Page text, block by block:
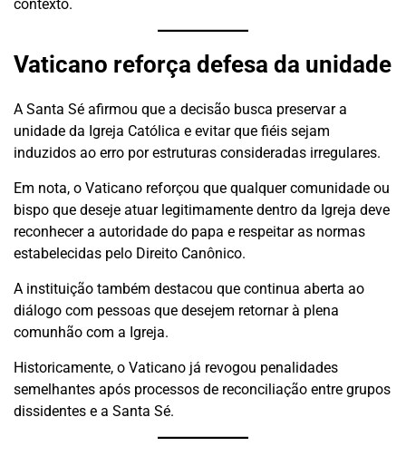
contexto.
Vaticano reforça defesa da unidade
A Santa Sé afirmou que a decisão busca preservar a
unidade da Igreja Católica e evitar que fiéis sejam
induzidos ao erro por estruturas consideradas irregulares.
Em nota, o Vaticano reforçou que qualquer comunidade ou
bispo que deseje atuar legitimamente dentro da Igreja deve
reconhecer a autoridade do papa e respeitar as normas
estabelecidas pelo Direito Canônico.
A instituição também destacou que continua aberta ao
diálogo com pessoas que desejem retornar à plena
comunhão com a Igreja.
Historicamente, o Vaticano já revogou penalidades
semelhantes após processos de reconciliação entre grupos
dissidentes e a Santa Sé.